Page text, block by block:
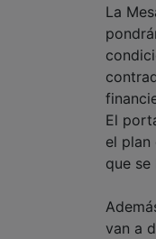
La
El
el plan
que
van a